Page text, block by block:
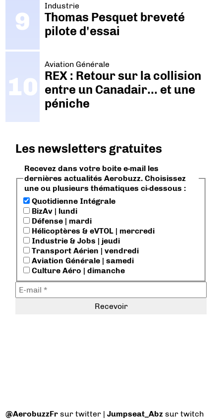
Industrie
Thomas Pesquet breveté
pilote d'essai
Aviation Générale
REX : Retour sur la collision
entre un Canadair… et une
péniche
Les newsletters gratuites
Recevez dans votre boite e-mail les
dernières actualités Aerobuzz. Choisissez
une ou plusieurs thématiques ci-dessous :
Quotidienne Intégrale
BizAv | lundi
Défense | mardi
Hélicoptères & eVTOL | mercredi
Industrie & Jobs | jeudi
Transport Aérien | vendredi
Aviation Générale | samedi
Culture Aéro | dimanche
@AerobuzzFr sur twitter |Jumpseat_Abz sur twitch